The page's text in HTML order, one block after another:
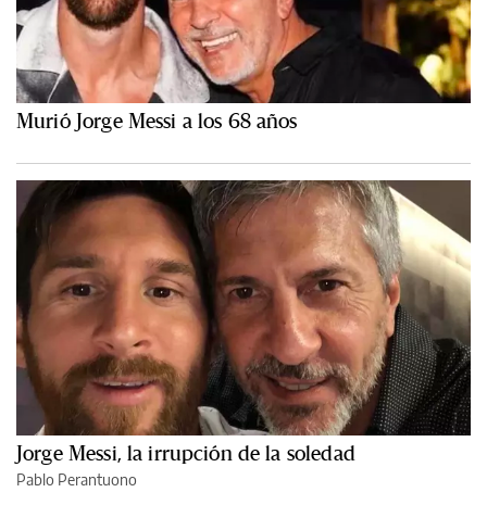
Murió Jorge Messi a los 68 años
Jorge Messi, la irrupción de la soledad
Pablo Perantuono